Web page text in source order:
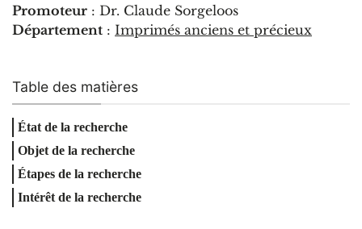
Promoteur : Dr. Claude Sorgeloos
Département : Imprimés anciens et précieux
Table des matières
État de la recherche
Objet de la recherche
Étapes de la recherche
Intérêt de la recherche